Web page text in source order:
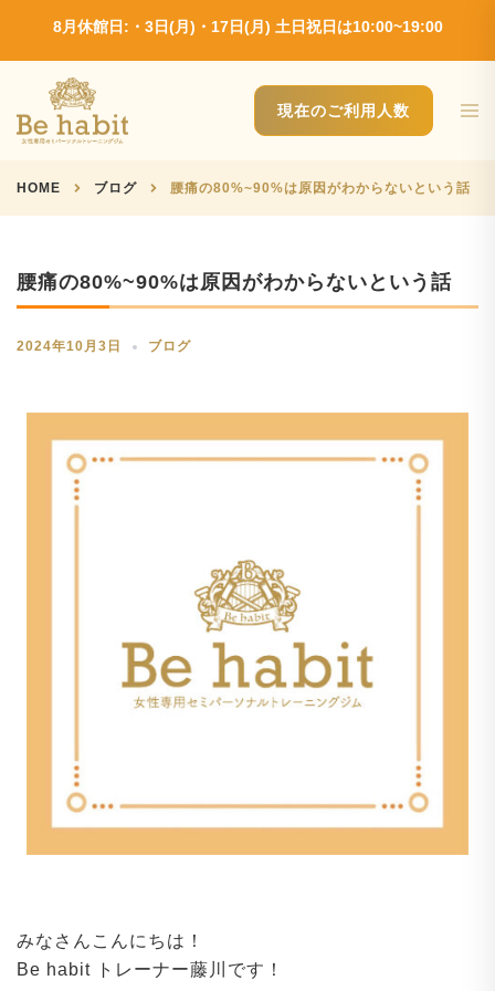
8月休館日:・3日(月)・17日(月) 土日祝日は10:00~19:00
現在のご利用人数
HOME ブログ 腰痛の80%~90%は原因がわからないという話
腰痛の80%~90%は原因がわからないという話
2024年10月3日 ブログ
みなさんこんにちは！
Be habit トレーナー藤川です！